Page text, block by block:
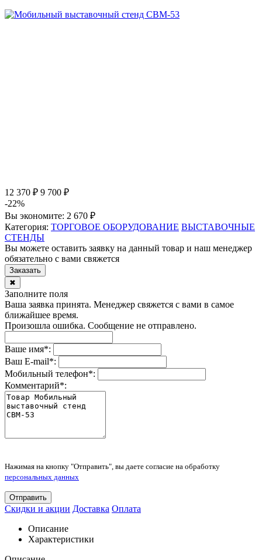
12 370 ₽ 9 700 ₽
-22%
Вы экономите: 2 670 ₽
Категория: ТОРГОВОЕ ОБОРУДОВАНИЕ ВЫСТАВОЧНЫЕ
СТЕНДЫ
Вы можете оставить заявку на данный товар и наш менеджер
обязательно с вами свяжется
Заказать
✖
Заполните поля
Ваша заявка принята. Менеджер свяжется с вами в самое
ближайшее время.
Произошла ошибка. Сообщение не отправлено.
Ваше имя*:
Ваш E-mail*:
Мобильный телефон*:
Комментарий*:
Нажимая на кнопку "Отправить", вы даете согласие на обработку
персональных данных
Отправить
Скидки и акции Доставка Оплата
Описание
Характеристики